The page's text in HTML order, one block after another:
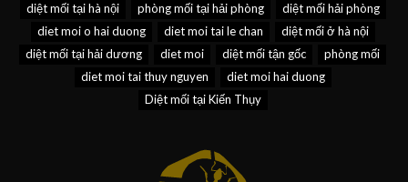
diệt mối tại hà nội
phòng mối tại hải phòng
diệt mối hải phòng
diet moi o hai duong
diet moi tai le chan
diệt mối ở hà nội
diệt mối tại hải dương
diet moi diệt mối tận gốc
phòng mối
diet moi tai thuy nguyen
diet moi hai duong
Diệt mối tại Kiến Thụy